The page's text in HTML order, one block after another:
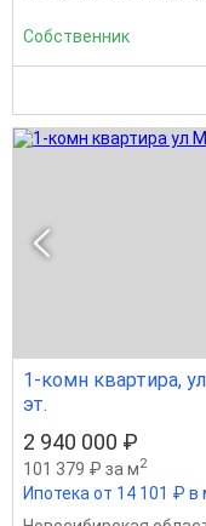
Собственник
1-комн квартира,
эт.
2 940 000 ₽
101 379 ₽ за м2
Ипотека от 14 101 ₽ в